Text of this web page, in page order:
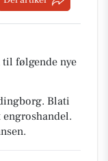
til følgende nye
. Blati
.